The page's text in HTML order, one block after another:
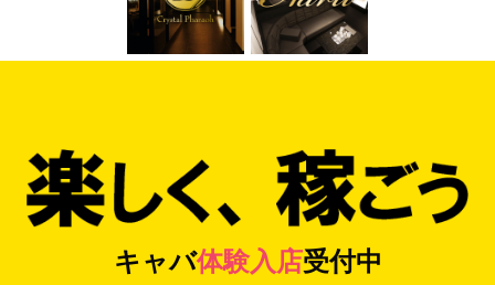
キャバ体験入店受付中